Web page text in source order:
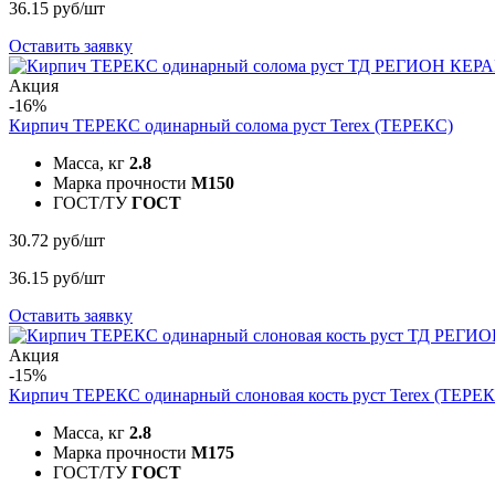
36.15 руб/шт
Оставить заявку
Акция
-16%
Кирпич ТЕРЕКС одинарный солома руст Terex (ТЕРЕКС)
Масса, кг 2.8
Марка прочности M150
ГОСТ/ТУ ГОСТ
30.72 руб/шт
36.15 руб/шт
Оставить заявку
Акция
-15%
Кирпич ТЕРЕКС одинарный слоновая кость руст Terex
Масса, кг 2.8
Марка прочности M175
ГОСТ/ТУ ГОСТ